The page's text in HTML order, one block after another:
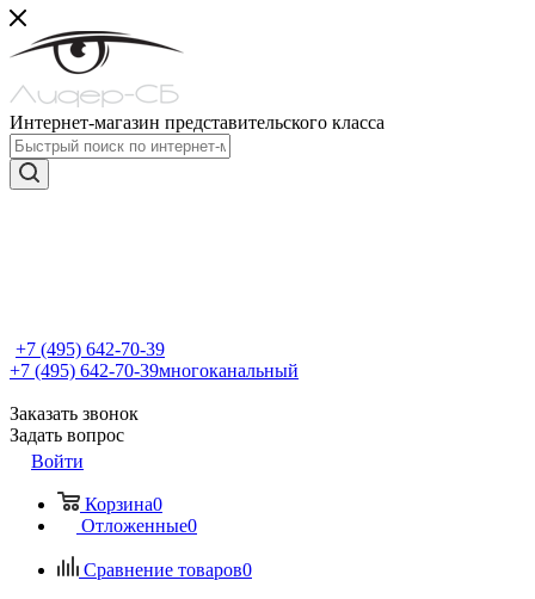
Интернет-магазин представительского класса
+7 (495) 642-70-39
+7 (495) 642-70-39многоканальный
Заказать звонок
Задать вопрос
Войти
Корзина0
Отложенные0
Сравнение товаров0